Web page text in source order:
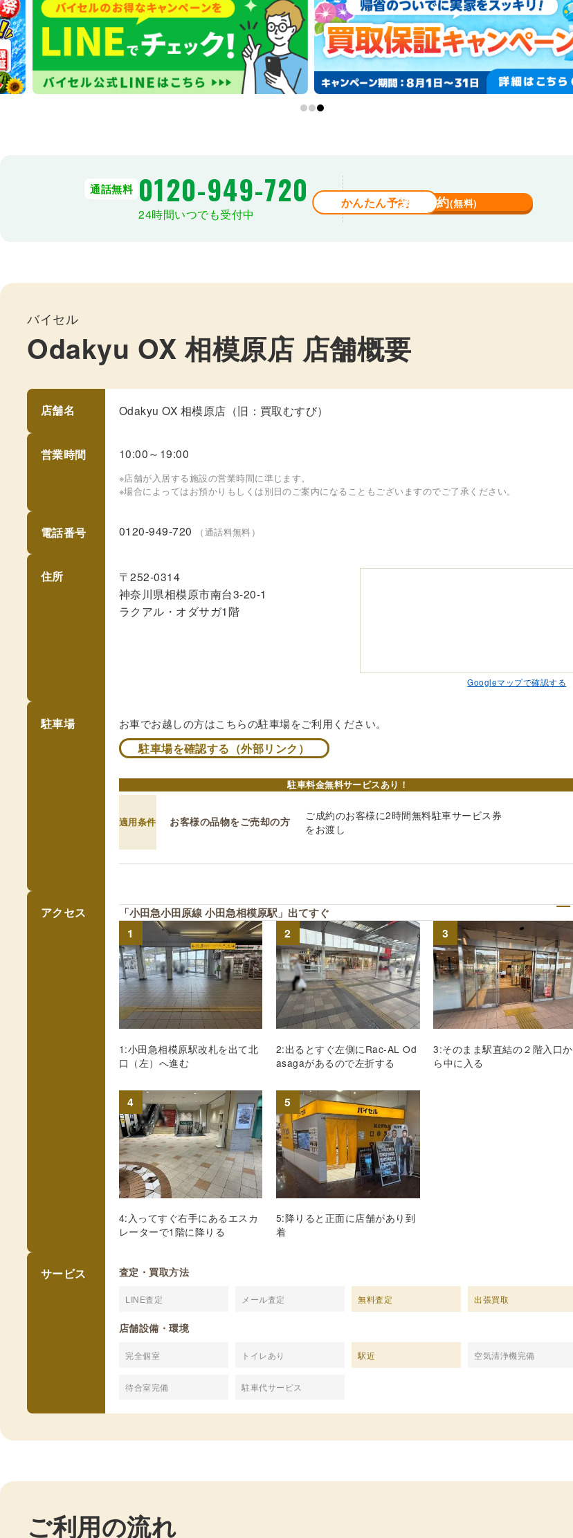
通話無料 0120-949-720
24時間いつでも受付中
かんたん予約来店予約(無料)
バイセル
Odakyu OX 相模原店 店舗概要
店舗名 Odakyu OX 相模原店（旧：買取むすび）
営業時間 10:00～19:00
※店舗が入居する施設の営業時間に準じます。
※場合によってはお預かりもしくは別日のご案内になることもございますのでご了承ください。
電話番号 0120-949-720 （通話料無料）
住所
〒252-0314
神奈川県相模原市南台3-20-1
ラクアル・オダサガ1階
Googleマップで確認する
駐車場 お車でお越しの方はこちらの駐車場をご利用ください。
駐車場を確認する（外部リンク）
駐車料金無料サービスあり！
適用条件 お客様の品物をご売却の方
ご成約のお客様に2時間無料駐車サービス券
をお渡し
アクセス 「小田急小田原線 小田急相模原駅」出てすぐ
1
1:小田急相模原駅改札を出て北
口（左）へ進む
2
2:出るとすぐ左側にRac-AL Od
asagaがあるので左折する
3
3:そのまま駅直結の２階入口か
ら中に入る
4
4:入ってすぐ右手にあるエスカ
レーターで1階に降りる
5
5:降りると正面に店舗があり到
着
サービス 査定・買取方法
LINE査定 メール査定 無料査定 出張買取
店舗設備・環境
完全個室 トイレあり 駅近 空気清浄機完備
待合室完備 駐車代サービス
ご利用の流れ